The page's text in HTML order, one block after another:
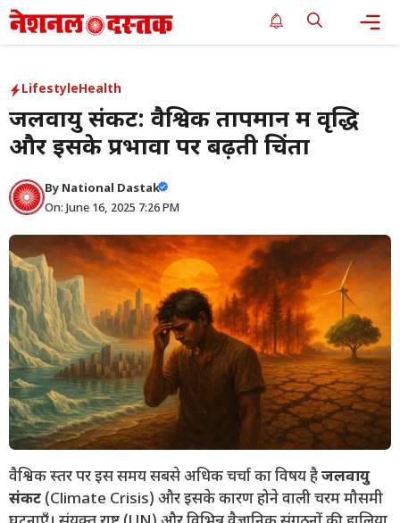
Skip
to
LifestyleHealth
जलवायु संकट: वैश्विक तापमान में वृद्धि
और इसके प्रभावों पर बढ़ती चिंता
By National Dastak
On: June 16, 2025 7:26 PM
वैश्विक स्तर पर इस समय सबसे अधिक चर्चा का विषय हैजलवायु
संकट (Climate Crisis) और इसके कारण होने वाली चरम मौसमी